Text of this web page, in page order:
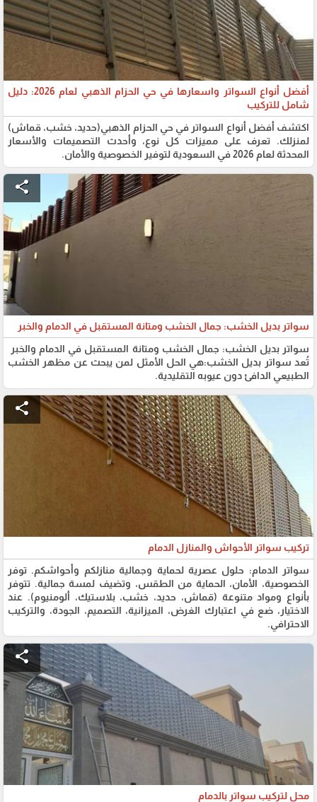
أفضل أنواع السواتر واسعارها في حي الحزام الذهبي لعام 2026: دليل
شامل للتركيب
اكتشف أفضل أنواع السواتر في حي الحزام الذهبي(حديد، خشب، قماش)
لمنزلك. تعرف على مميزات كل نوع، وأحدث التصميمات والأسعار
المحدثة لعام 2026 في السعودية لتوفير الخصوصية والأمان.
share
سواتر بديل الخشب: جمال الخشب ومتانة المستقبل في الدمام والخبر
​سواتر بديل الخشب: جمال الخشب ومتانة المستقبل في الدمام والخبر ​
تُعد سواتر بديل الخشب:هي الحل الأمثل لمن يبحث عن مظهر الخشب
الطبيعي الدافئ دون عيوبه التقليدية.
share
تركيب سواتر الأحواش والمنازل الدمام
سواتر الدمام: حلول عصرية لحماية وجمالية منازلكم وأحواشكم. توفر
الخصوصية، الأمان، الحماية من الطقس، وتضيف لمسة جمالية. تتوفر
بأنواع ومواد متنوعة (قماش، حديد، خشب، بلاستيك، ألومنيوم). عند
الاختيار، ضع في اعتبارك الغرض، الميزانية، التصميم، الجودة، والتركيب
الاحترافي.
share
محل لتركيب سواتر بالدمام